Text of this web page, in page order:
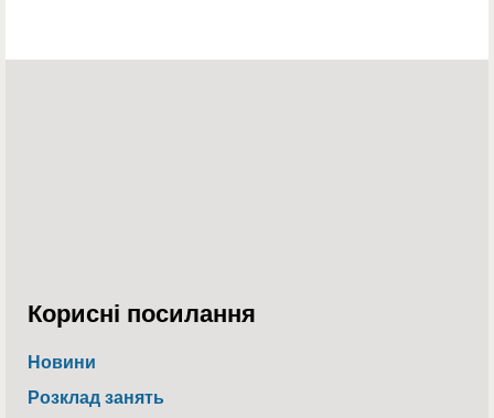
Корисні посилання
Новини
Розклад занять